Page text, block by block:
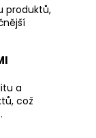
produktů,
a
což